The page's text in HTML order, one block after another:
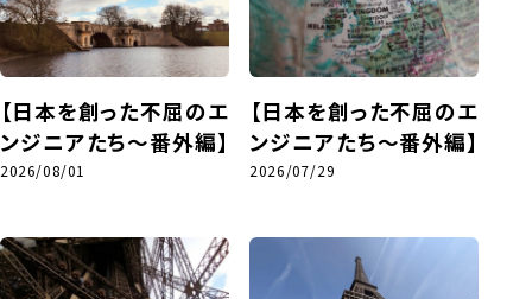
【日本を創った不屈のエ
ンジニアたち～番外編】
2026/08/01
【日本を創った不屈のエ
ンジニアたち～番外編】
2026/07/29